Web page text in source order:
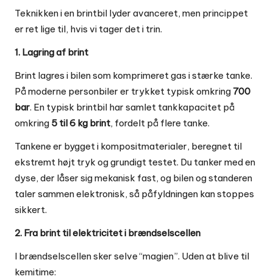
Teknikken i en brintbil lyder avanceret, men princippet
er ret lige til, hvis vi tager det i trin.
1. Lagring af brint
Brint lagres i bilen som komprimeret gas i stærke tanke.
På moderne personbiler er trykket typisk omkring 700
bar. En typisk brintbil har samlet tankkapacitet på
omkring 5 til 6 kg brint, fordelt på flere tanke.
Tankene er bygget i kompositmaterialer, beregnet til
ekstremt højt tryk og grundigt testet. Du tanker med en
dyse, der låser sig mekanisk fast, og bilen og standeren
taler sammen elektronisk, så påfyldningen kan stoppes
sikkert.
2. Fra brint til elektricitet i brændselscellen
I brændselscellen sker selve “magien”. Uden at blive til
kemitime: